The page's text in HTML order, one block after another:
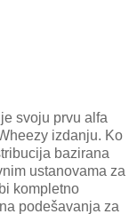
svoju prvu alfa
izdanju. Ko
bazirana
ustanovama za
kompletno
podešavanja za